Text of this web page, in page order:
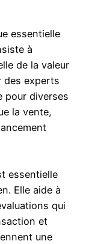
essentielle
à
de la valeur
des experts
pour diverses
la vente,
essentielle
Elle aide à
qui
et
une